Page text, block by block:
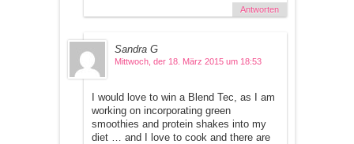
Antworten
Sandra G
Mittwoch, der 18. März 2015 um 18:53
I would love to win a Blend Tec, as I am
working on incorporating green
smoothies and protein shakes into my
diet … and I love to cook and there are